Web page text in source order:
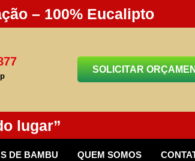
– 100% Eucalipto
SOLICITAR
lugar”
DE BAMBU QUEM SOMOS